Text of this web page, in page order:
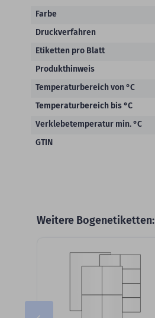
Farbe
Druckverfahren
Etiketten pro Blatt
Produkthinweis
Temperaturbereich von °C
Temperaturbereich bis °C
Verklebetemperatur min. °C
GTIN
Weitere Bogenetiketten: